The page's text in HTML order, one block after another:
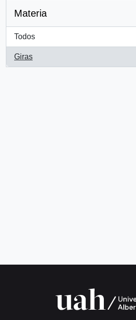
Materia
Todos
Giras
, 1 resultados